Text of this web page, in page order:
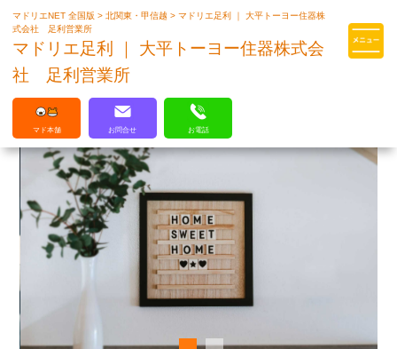
マドリエはLIXILの厳しい基準を
マドリエNET 全国版>北関東・甲信越>マドリエ足利 ｜ 大平トーヨー住器株
式会社 足利営業所
マドリエ足利 ｜ 大平トーヨー住器株式会
社 足利営業所
マド本舗 お問合せ お電話